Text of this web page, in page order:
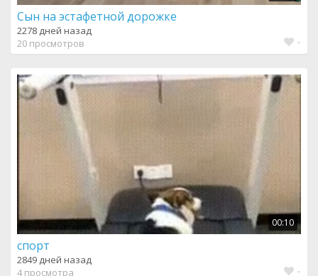
Сын на эстафетной дорожке
2278 дней назад
20 просмотров
-
00:10
спорт
2849 дней назад
4 просмотра
-